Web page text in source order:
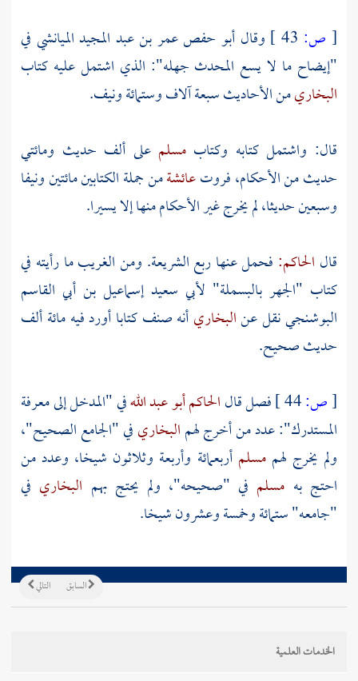
[ ص: وقال أبو حفص عمر بن عبد المجيد الميانشي في
"إيضاح ما لا يسع المحدث جهله": الذي اشتمل عليه كتاب
البخاريمن الأحاديث سبعة آلاف وستمائة ونيف.
قال: واشتمل كتابه وكتاب مسلمعلى ألف حديث ومائتي
حديث من الأحكام، فروتعائشةمن جملة الكتابين مائتين ونيفا
وسبعين حديثا، لم يخرج غير الأحكام منها إلا يسيرا.
قال الحاكم: فحمل عنها ربع الشريعة. ومن الغريب ما رأيته في
كتاب "الجهر بالبسملة" لأبي سعيد إسماعيل بن أبي القاسم
البوشنجينقل عنالبخاريأنه صنف كتابا أورد فيه مائة ألف
حديث صحيح.
[ص: فصل قالالحاكم أبو عبد اللهفي "المدخل إلى معرفة
المستدرك": عدد من أخرج لهمالبخاريفي "الجامع الصحيح"،
ولم يخرج لهممسلمأربعمائة وأربعة وثلاثون شيخا، وعدد من
احتج به مسلم في "صحيحه"، ولم يحتج بهم البخاري في
"جامعه" ستمائة وخمسة وعشرون شيخا.
التالي السابق
الخدمات العلمية